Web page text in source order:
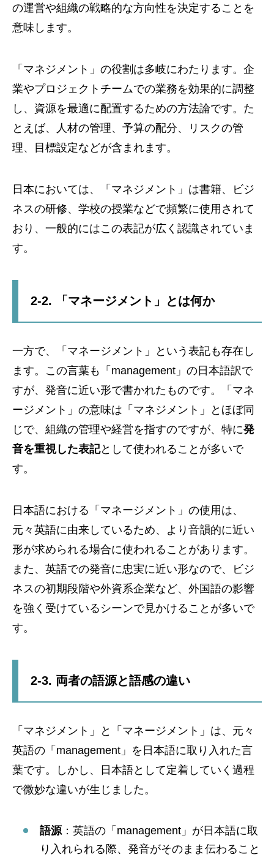
の運営や組織の戦略的な方向性を決定することを
意味します。
「マネジメント」の役割は多岐にわたります。企
業やプロジェクトチームでの業務を効果的に調整
し、資源を最適に配置するための方法論です。た
とえば、人材の管理、予算の配分、リスクの管
理、目標設定などが含まれます。
日本においては、「マネジメント」は書籍、ビジ
ネスの研修、学校の授業などで頻繁に使用されて
おり、一般的にはこの表記が広く認識されていま
す。
2-2. 「マネージメント」とは何か
一方で、「マネージメント」という表記も存在し
ます。この言葉も「management」の日本語訳で
すが、発音に近い形で書かれたものです。「マネ
ージメント」の意味は「マネジメント」とほぼ同
じで、組織の管理や経営を指すのですが、特に発
音を重視した表記として使われることが多いで
す。
日本語における「マネージメント」の使用は、
元々英語に由来しているため、より音韻的に近い
形が求められる場合に使われることがあります。
また、英語での発音に忠実に近い形なので、ビジ
ネスの初期段階や外資系企業など、外国語の影響
を強く受けているシーンで見かけることが多いで
す。
2-3. 両者の語源と語感の違い
「マネジメント」と「マネージメント」は、元々
英語の「management」を日本語に取り入れた言
葉です。しかし、日本語として定着していく過程
で微妙な違いが生じました。
語源 ：英語の「management」が日本語に取
り入れられる際、発音がそのまま伝わること